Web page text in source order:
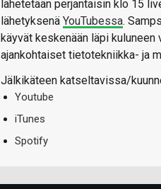
lähetetään perjantaisin klo 15
lähetyksenä YouTubessa.
käyvät keskenään läpi kuluneen
ajankohtaiset tietotekniikka- ja
Jälkikäteen katseltavissa/
Youtube
iTunes
Spotify